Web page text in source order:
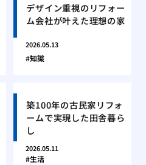
デザイン重視のリフォー
ム会社が叶えた理想の家
2026.05.13
知識
築100年の古民家リフォ
ームで実現した田舎暮ら
し
2026.05.11
生活